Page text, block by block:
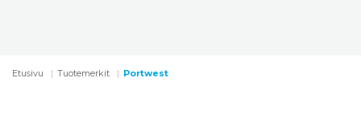
Etusivu Tuotemerkit Portwest